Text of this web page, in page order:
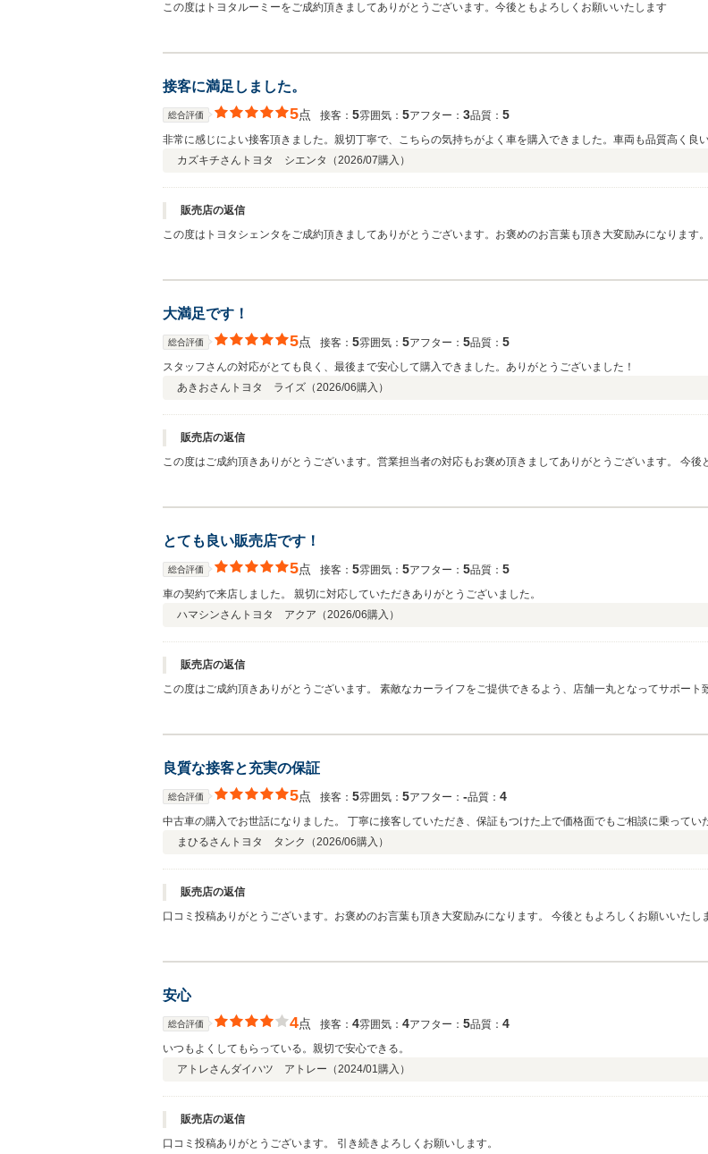
この度はトヨタルーミーをご成約頂きましてありがとうございます。今後ともよろしくお願いいたします
接客に満足しました。
総合評価 5点 接客： 5雰囲気： 5アフター： 3品質： 5
非常に感じによい接客頂きました。親切丁寧で、こちらの気持ちがよく車を購入できました。車両も品質高く良
カズキチさん トヨタ シエンタ（2026/07購入）
販売店の返信
この度はトヨタシェンタをご成約頂きましてありがとうございます。お褒めのお言葉も頂き大変励みになります
大満足です！
総合評価 5点 接客： 5雰囲気： 5アフター： 5品質： 5
スタッフさんの対応がとても良く、最後まで安心して購入できました。ありがとうございました！
あきおさん トヨタ ライズ（2026/06購入）
販売店の返信
この度はご成約頂きありがとうございます。営業担当者の対応もお褒め頂きましてありがとうございます。 今後
とても良い販売店です！
総合評価 5点 接客： 5雰囲気： 5アフター： 5品質： 5
車の契約で来店しました。 親切に対応していただきありがとうございました。
ハマシンさん トヨタ アクア（2026/06購入）
販売店の返信
この度はご成約頂きありがとうございます。 素敵なカーライフをご提供できるよう、店舗一丸となってサポート
良質な接客と充実の保証
総合評価 5点 接客： 5雰囲気： 5アフター： ‐品質： 4
中古車の購入でお世話になりました。 丁寧に接客していただき、保証もつけた上で価格面でもご相談に乗ってい
まひるさん トヨタ タンク（2026/06購入）
販売店の返信
口コミ投稿ありがとうございます。お褒めのお言葉も頂き大変励みになります。 今後ともよろしくお願いいたし
安心
総合評価 4点 接客： 4雰囲気： 4アフター： 5品質： 4
いつもよくしてもらっている。親切で安心できる。
アトレさんダイハツ アトレー（2024/01購入）
販売店の返信
口コミ投稿ありがとうございます。 引き続きよろしくお願いします。